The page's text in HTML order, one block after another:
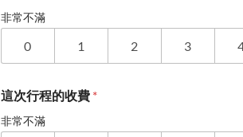
非常不滿
0 1 2 3
這次行程的收費 *
非常不滿